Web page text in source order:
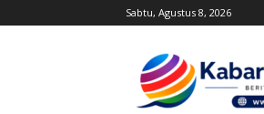
Sabtu, Agustus 8, 2026